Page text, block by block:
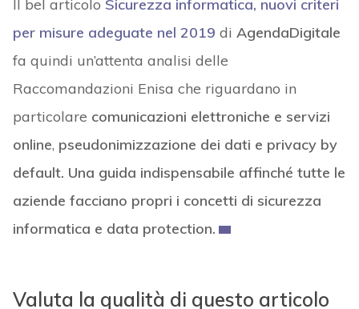
Il bel articolo Sicurezza informatica, nuovi criteri
per misure adeguate nel 2019 di AgendaDigitale
fa quindi un’attenta analisi delle
Raccomandazioni Enisa che riguardano in
particolare comunicazioni elettroniche e servizi
online, pseudonimizzazione dei dati e privacy by
default. Una guida indispensabile affinché tutte le
aziende facciano propri i concetti di sicurezza
informatica e data protection.
Valuta la qualità di questo articolo